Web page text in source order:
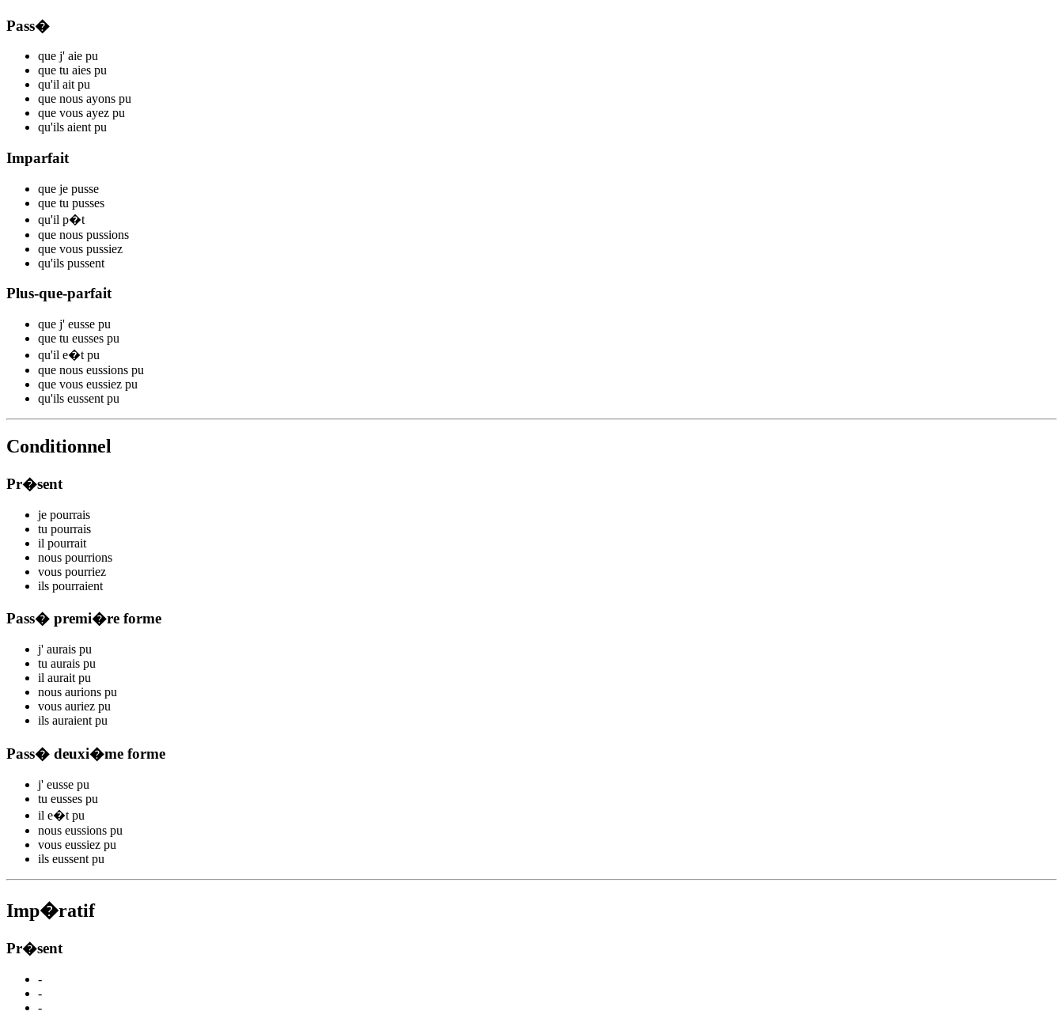
Pass�
que j' aie pu
que tu aies pu
qu'il ait pu
que nous ayons pu
que vous ayez pu
qu'ils aient pu
Imparfait
que je pusse
que tu pusses
qu'il p�t
que nous pussions
que vous pussiez
qu'ils pussent
Plus-que-parfait
que j' eusse pu
que tu eusses pu
qu'il e�t pu
que nous eussions pu
que vous eussiez pu
qu'ils eussent pu
Conditionnel
Pr�sent
je pourrais
tu pourrais
il pourrait
nous pourrions
vous pourriez
ils pourraient
Pass� premi�re forme
j' aurais pu
tu aurais pu
il aurait pu
nous aurions pu
vous auriez pu
ils auraient pu
Pass� deuxi�me forme
j' eusse pu
tu eusses pu
il e�t pu
nous eussions pu
vous eussiez pu
ils eussent pu
Imp�ratif
Pr�sent
-
-
-